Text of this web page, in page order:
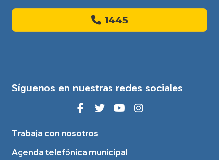
1445
Síguenos en nuestras redes sociales
Trabaja con nosotros
Agenda telefónica municipal